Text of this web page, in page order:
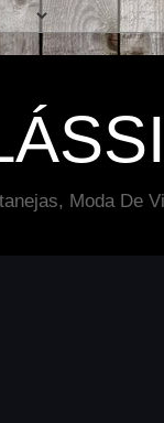
Moda De